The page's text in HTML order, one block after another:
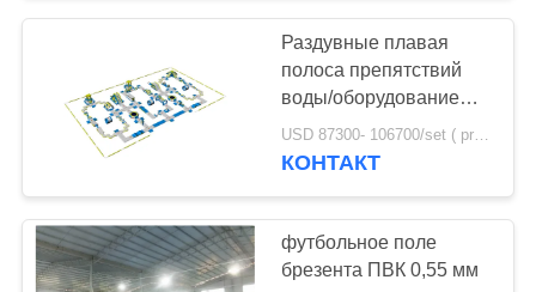
Раздувные плавая
полоса препятствий
воды/оборудование
спортивной площадки
аквапарк
USD 87300- 106700/set ( price just for reference, detailed prices need to be confirmed) MOQ:1 ПК
КОНТАКТ
футбольное поле
брезента ПВК 0,55 мм